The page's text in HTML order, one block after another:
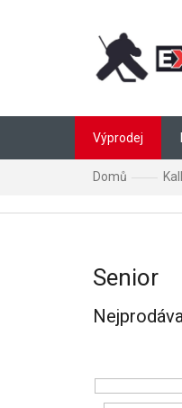
Výprodej
Domů
Senior